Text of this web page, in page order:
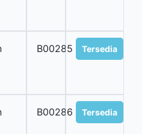
B00285 Tersedia
B00286 Tersedia